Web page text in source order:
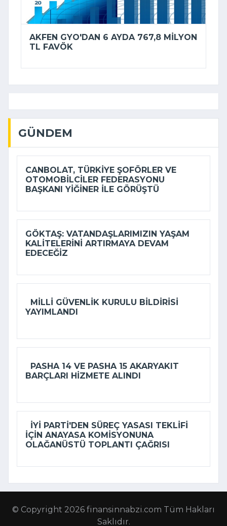
AKFEN GYO'DAN 6 AYDA 767,8 MILYON
TL FAVÖK
GÜNDEM
CANBOLAT, TÜRKIYE ŞOFÖRLER VE
OTOMOBILCILER FEDERASYONU
BAŞKANI YIĞINER ILE GÖRÜŞTÜ
GÖKTAŞ: VATANDAŞLARIMIZIN YAŞAM
KALITELERINI ARTIRMAYA DEVAM
EDECEĞIZ
MILLI GÜVENLIK KURULU BILDIRISI
YAYIMLANDI
PASHA 14 VE PASHA 15 AKARYAKIT
BARÇLARI HIZMETE ALINDI
İYİ PARTI'DEN SÜREÇ YASASI TEKLIFI
IÇIN ANAYASA KOMISYONUNA
OLAĞANÜSTÜ TOPLANTI ÇAĞRISI
© Copyright 2026 finansinnabzi.com Tüm Hakları
Saklıdır.